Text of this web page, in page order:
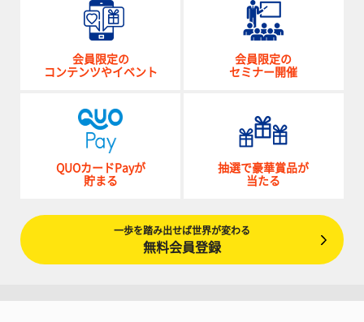
会員限定の
コンテンツやイベント
会員限定の
セミナー開催
QUOカードPayが
貯まる
抽選で豪華賞品が
当たる
一歩を踏み出せば世界が変わる
無料会員登録